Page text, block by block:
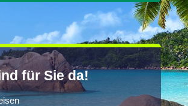
für Sie da!